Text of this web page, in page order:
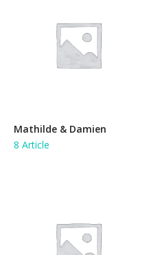
Mathilde & Damien
8 Article